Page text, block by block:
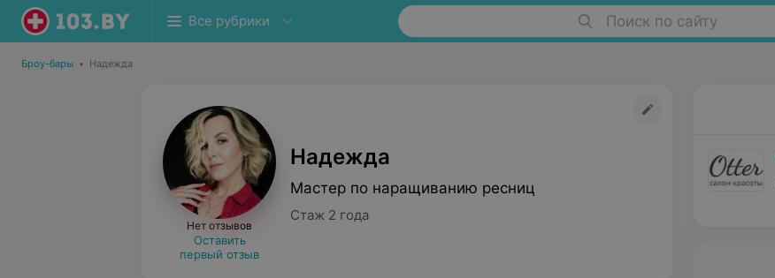
Все рубрики Поиск по сайту
Броу-бары • Надежда
Нет отзывов
Оставить
первый отзыв
Надежда
Мастер по наращиванию ресниц
Стаж 2 года